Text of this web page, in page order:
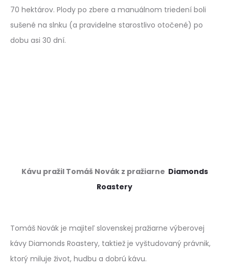
70 hektárov. Plody po zbere a manuálnom triedení boli
sušené na slnku (a pravidelne starostlivo otočené) po
dobu asi 30 dní.
Kávu pražil Tomáš Novák z pražiarne Diamonds
Roastery
Tomáš Novák je majiteľ slovenskej pražiarne výberovej
kávy Diamonds Roastery, taktiež je vyštudovaný právnik,
ktorý miluje život, hudbu a dobrú kávu.